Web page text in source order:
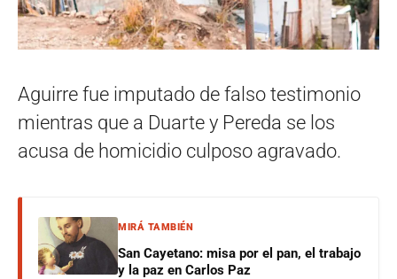
Aguirre fue imputado de falso testimonio
mientras que a Duarte y Pereda se los
acusa de homicidio culposo agravado.
MIRÁ TAMBIÉN
San Cayetano: misa por el pan, el trabajo
y la paz en Carlos Paz